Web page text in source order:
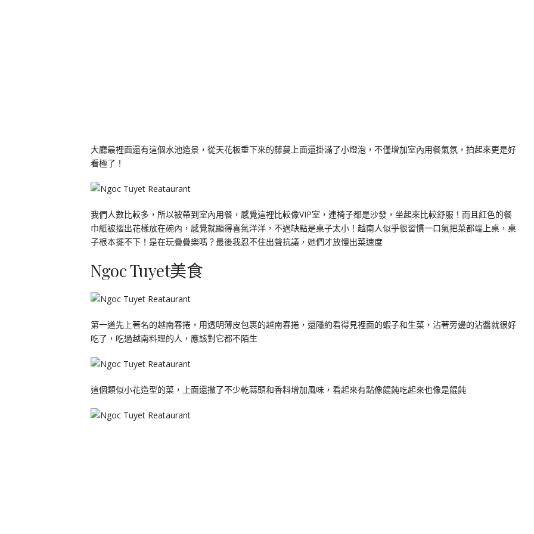
大廳最裡面還有這個水池造景，從天花板垂下來的藤蔓上面還掛滿了小燈泡，不僅增加室內用餐氣氛，拍起來更是好
看極了！
我們人數比較多，所以被帶到室內用餐，感覺這裡比較像VIP室，連椅子都是沙發，坐起來比較舒服！而且紅色的餐
巾紙被摺出花樣放在碗內，感覺就顯得喜氣洋洋，不過缺點是桌子太小！越南人似乎很習慣一口氣把菜都端上桌，桌
子根本擺不下！是在玩疊疊樂嗎？最後我忍不住出聲抗議，她們才放慢出菜速度
Ngoc Tuyet美食
第一道先上著名的越南春捲，用透明薄皮包裹的越南春捲，還隱約看得見裡面的蝦子和生菜，沾著旁邊的沾醬就很好
吃了，吃過越南料理的人，應該對它都不陌生
這個類似小花造型的菜，上面還撒了不少乾蒜頭和香料增加風味，看起來有點像餛飩吃起來也像是餛飩